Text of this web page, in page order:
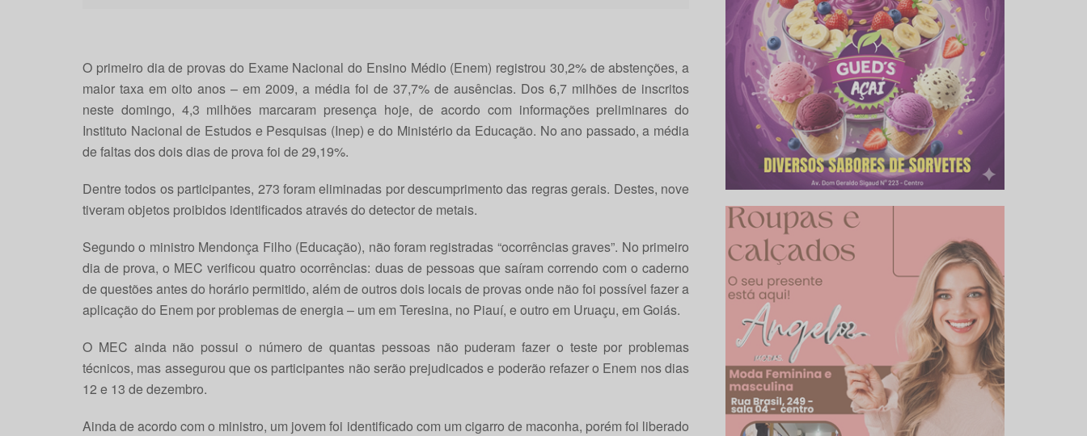
O primeiro dia de provas do Exame Nacional do Ensino Médio (Enem) registrou 30,2% de abstenções, a
maior taxa em oito anos – em 2009, a média foi de 37,7% de ausências. Dos 6,7 milhões de inscritos
neste domingo, 4,3 milhões marcaram presença hoje, de acordo com informações preliminares do
Instituto Nacional de Estudos e Pesquisas (Inep) e do Ministério da Educação. No ano passado, a média
de faltas dos dois dias de prova foi de 29,19%.
Dentre todos os participantes, 273 foram eliminadas por descumprimento das regras gerais. Destes, nove
tiveram objetos proibidos identificados através do detector de metais.
Segundo o ministro Mendonça Filho (Educação), não foram registradas “ocorrências graves”. No primeiro
dia de prova, o MEC verificou quatro ocorrências: duas de pessoas que saíram correndo com o caderno
de questões antes do horário permitido, além de outros dois locais de provas onde não foi possível fazer a
aplicação do Enem por problemas de energia – um em Teresina, no Piauí, e outro em Uruaçu, em Goiás.
O MEC ainda não possui o número de quantas pessoas não puderam fazer o teste por problemas
técnicos, mas assegurou que os participantes não serão prejudicados e poderão refazer o Enem nos dias
12 e 13 de dezembro.
Ainda de acordo com o ministro, um jovem foi identificado com um cigarro de maconha, porém foi liberado